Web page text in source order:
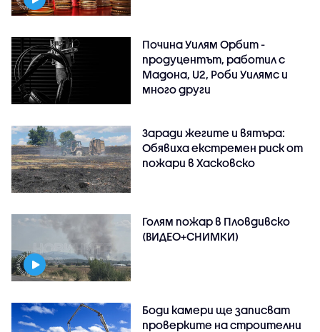
Почина Уилям Орбит -
продуцентът, работил с
Мадона, U2, Роби Уилямс и
много други
Заради жегите и вятъра:
Обявиха екстремен риск от
пожари в Хасковско
Голям пожар в Пловдивско
(ВИДЕО+СНИМКИ)
Боди камери ще записват
проверките на строителни